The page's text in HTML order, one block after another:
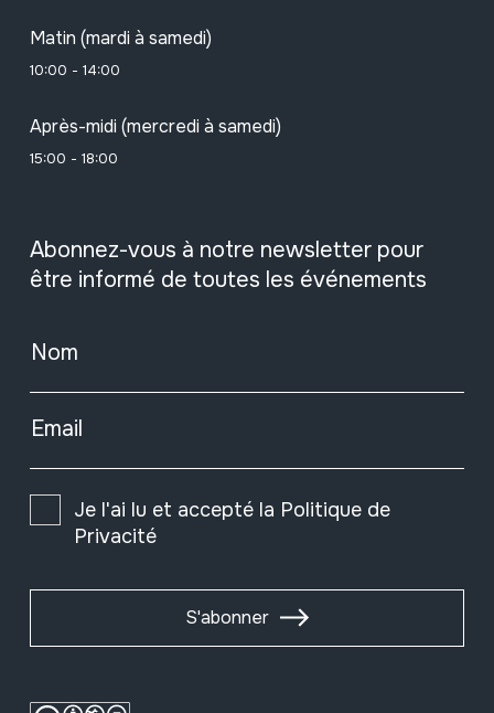
Matin (mardi à samedi)
10:00 - 14:00
Après-midi (mercredi à samedi)
15:00 - 18:00
Abonnez-vous à notre newsletter pour
être informé de toutes les événements
Nom
Email
Je l'ai lu et accepté la Politique de
Privacité
S'abonner